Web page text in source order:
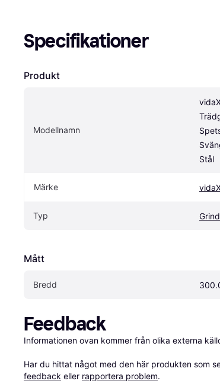
Specifikationer
Produkt
Modellnamn
Stål
Märke
Typ
Mått
Bredd
Feedback
Informationen ovan kommer från olika externa
Har du hittat något med den här produkten som
feedback eller rapportera problem.